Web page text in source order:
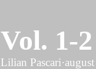
Vol. 1-
Lilian Pascari·